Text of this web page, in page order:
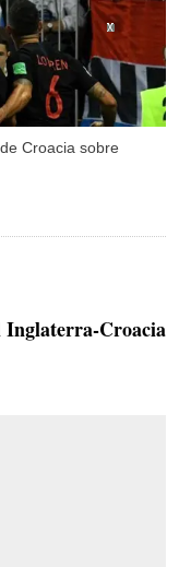
Croacia sobre
X
X
X
X
X
X
X
X
X
Inglaterra-Croacia